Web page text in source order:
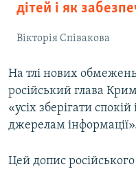
дітей і як
Вікторія Співакова
На тлі нових
російський глава
«усіх зберігати
джерелам
Цей допис